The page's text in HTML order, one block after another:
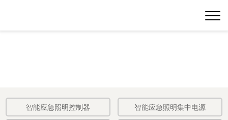
智能应急照明控制器 智能应急照明集中电源